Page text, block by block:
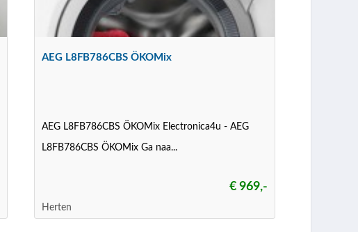
AEG L8FB786CBS ÖKOMix
AEG L8FB786CBS ÖKOMix Electronica4u - AEG
L8FB786CBS ÖKOMix Ga naa...
€ 969,-
Herten